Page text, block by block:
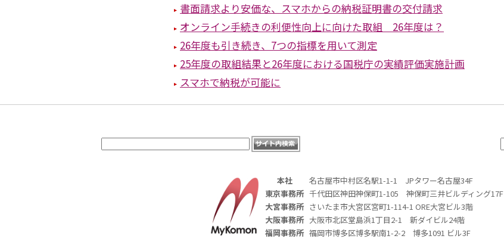
書面請求より安価な、スマホからの納税証明書の交付請求
オンライン手続きの利便性向上に向けた取組 26年度は？
26年度も引き続き、7つの指標を用いて測定
25年度の取組結果と26年度における国税庁の実績評価実施計画
スマホで納税が可能に
本社 名古屋市中村区名駅1-1-1 JPタワー名古屋34F
東京事務所 千代田区神田神保町1-105 神保町三井ビルディング17F
大宮事務所 さいたま市大宮区宮町1-114-1 ORE大宮ビル3階
大阪事務所 大阪市北区堂島浜1丁目2-1 新ダイビル24階
福岡事務所 福岡市博多区博多駅南1-2-2 博多1091 ビル3F